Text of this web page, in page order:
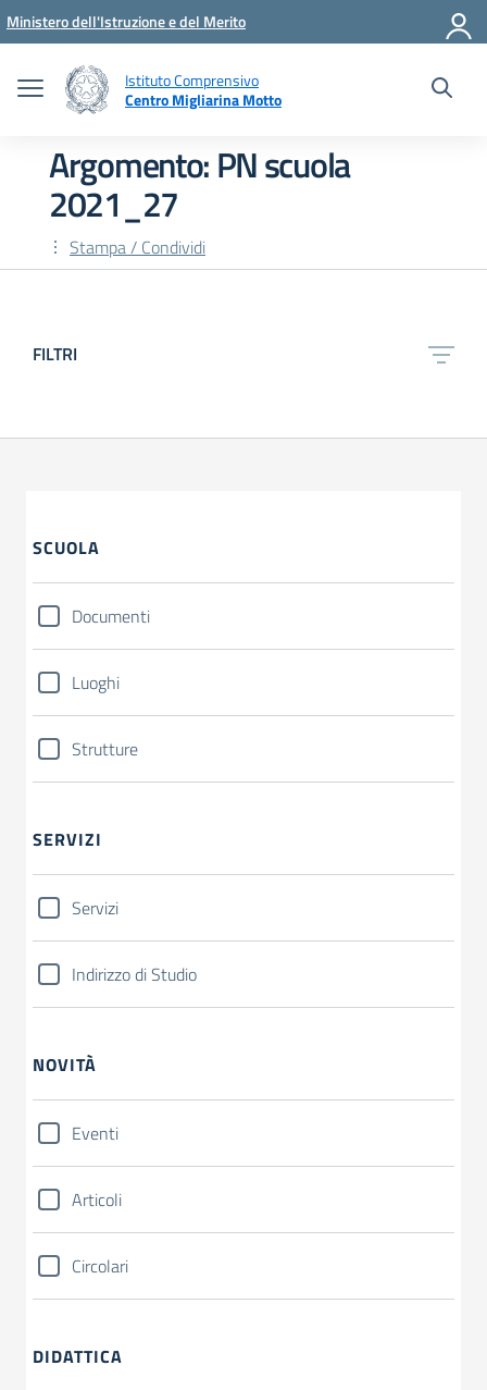
Vai ai contenuti
Vai al menu di navigazione
Vai al footer
Ministero dell'Istruzione e del Merito
Istituto Comprensivo
Centro Migliarina Motto
Argomento: PN scuola
2021_27
Stampa / Condividi
FILTRI
SCUOLA
Documenti
Luoghi
Strutture
SERVIZI
Servizi
Indirizzo di Studio
NOVITÀ
Eventi
Articoli
Circolari
DIDATTICA